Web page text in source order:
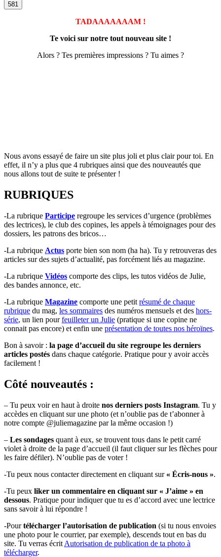
581
TADAAAAAAAM !
Te voici sur notre tout nouveau site !
Alors ? Tes premières impressions ? Tu aimes ?
Nous avons essayé de faire un site plus joli et plus clair pour toi. En
effet, il n’y a plus que 4 rubriques ainsi que des nouveautés que
nous allons tout de suite te présenter !
RUBRIQUES
-La rubrique Participe regroupe les services d’urgence (problèmes
des lectrices), le club des copines, les appels à témoignages pour des
dossiers, les patrons des bricos…
-La rubrique Actus porte bien son nom (ha ha). Tu y retrouveras des
articles sur des sujets d’actualité, pas forcément liés au magazine.
-La rubrique Vidéos comporte des clips, les tutos vidéos de Julie,
des bandes annonce, etc.
-La rubrique Magazine comporte une petit résumé de chaque
rubrique du mag, les sommaires des numéros mensuels et des hors-
série, un lien pourfeuilleter un Julie (pratique si une copine ne
connait pas encore) et enfin une présentation de toutes nos héroïnes.
Bon à savoir : la page d’accueil du site regroupe les derniers
articles postés dans chaque catégorie. Pratique pour y avoir accès
facilement !
Côté nouveautés :
– Tu peux voir en haut à droite nos derniers posts Instagram. Tu y
accèdes en cliquant sur une photo (et n’oublie pas de t’abonner à
notre compte @juliemagazine par la même occasion !)
– Les sondages quant à eux, se trouvent tous dans le petit carré
violet à droite de la page d’accueil (il faut cliquer sur les flèches pour
les faire défiler). N’oublie pas de voter !
-Tu peux nous contacter directement en cliquant sur « Écris-nous ».
-Tu peux liker un commentaire en cliquant sur « J’aime » en
dessous. Pratique pour indiquer que tu es d’accord avec une lectrice
sans savoir à lui répondre !
-Pourtélécharger l’autorisation de publication (si tu nous envoies
une photo pour le courrier, par exemple), descends tout en bas du
site. Tu verras écrit Autorisation de publication de ta photo à
télécharger.